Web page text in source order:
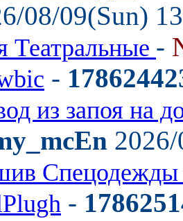
08/09(Sun)
Театральные -
-
из запоя на
-